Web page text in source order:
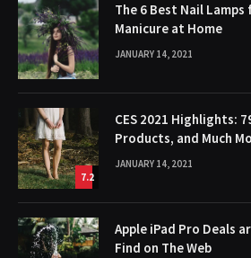
The 6 Best Nail
Manicure at Home
JANUARY 14, 2021
7.2
CES 2021 Highlights:
Products, and Much
JANUARY 14, 2021
Apple iPad Pro Deals
Find on The Web